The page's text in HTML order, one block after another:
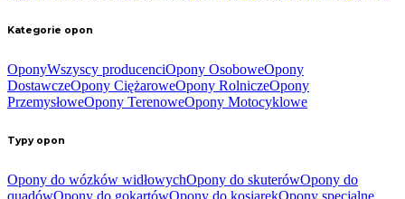
Kategorie opon
OponyWszyscy producenciOpony OsoboweOpony
DostawczeOpony CiężaroweOpony RolniczeOpony
PrzemysłoweOpony TerenoweOpony Motocyklowe
Typy opon
Opony do wózków widłowychOpony do skuterówOpony do
quadówOpony do gokartówOpony do kosiarekOpony specjalne